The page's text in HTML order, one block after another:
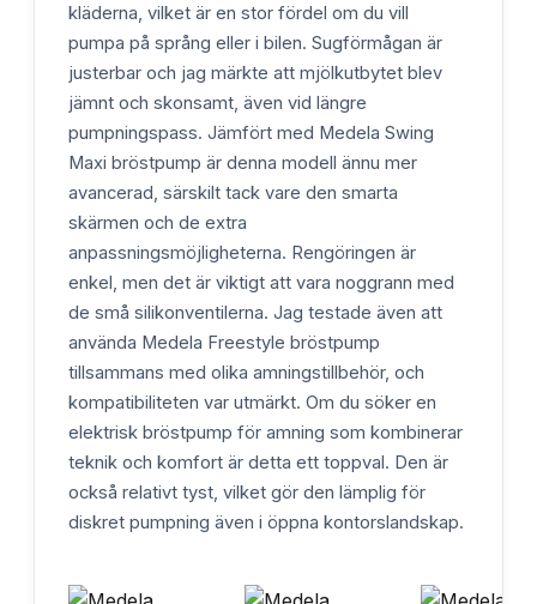
kläderna, vilket är en stor fördel om du vill
pumpa på språng eller i bilen. Sugförmågan är
justerbar och jag märkte att mjölkutbytet blev
jämnt och skonsamt, även vid längre
pumpningspass. Jämfört med Medela Swing
Maxi bröstpump är denna modell ännu mer
avancerad, särskilt tack vare den smarta
skärmen och de extra
anpassningsmöjligheterna. Rengöringen är
enkel, men det är viktigt att vara noggrann med
de små silikonventilerna. Jag testade även att
använda Medela Freestyle bröstpump
tillsammans med olika amningstillbehör, och
kompatibiliteten var utmärkt. Om du söker en
elektrisk bröstpump för amning som kombinerar
teknik och komfort är detta ett toppval. Den är
också relativt tyst, vilket gör den lämplig för
diskret pumpning även i öppna kontorslandskap.